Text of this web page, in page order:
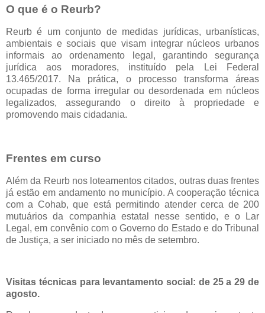
O que é o Reurb?
Reurb é um conjunto de medidas jurídicas, urbanísticas,
ambientais e sociais que visam integrar núcleos urbanos
informais ao ordenamento legal, garantindo segurança
jurídica aos moradores, instituído pela Lei Federal
13.465/2017. Na prática, o processo transforma áreas
ocupadas de forma irregular ou desordenada em núcleos
legalizados, assegurando o direito à propriedade e
promovendo mais cidadania.
Frentes em curso
Além da Reurb nos loteamentos citados, outras duas frentes
já estão em andamento no município. A cooperação técnica
com a Cohab, que está permitindo atender cerca de 200
mutuários da companhia estatal nesse sentido, e o Lar
Legal, em convênio com o Governo do Estado e do Tribunal
de Justiça, a ser iniciado no mês de setembro.
Visitas técnicas para levantamento social: de 25 a 29 de
agosto.